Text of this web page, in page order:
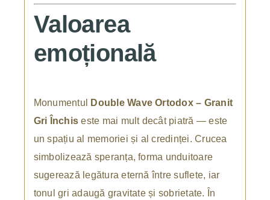
Valoarea
emoțională
Monumentul
Double Wave Ortodox – Granit
Gri Închis este mai mult decât piatră — este
un spațiu al memoriei și al credinței. Crucea
simbolizează speranța, forma unduitoare
sugerează legătura eternă între suflete, iar
tonul gri adaugă gravitate și sobrietate. În